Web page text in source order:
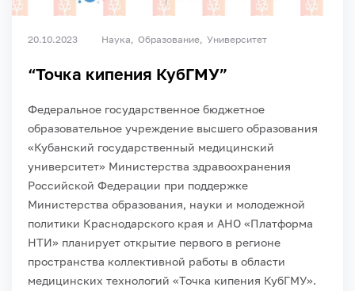
20.10.2023 Наука Образование Университет
“Точка кипения КубГМУ”
Федеральное государственное бюджетное
образовательное учреждение высшего образования
«Кубанский государственный медицинский
университет» Министерства здравоохранения
Российской Федерации при поддержке
Министерства образования, науки и молодежной
политики Краснодарского края и АНО «Платформа
НТИ» планирует открытие первого в регионе
пространства коллективной работы в области
медицинских технологий «Точка кипения КубГМУ».